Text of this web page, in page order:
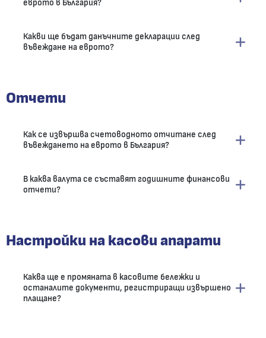
еврото в България?
Какви ще бъдат данъчните декларации след
въвеждане на еврото?
Отчети
Как се извършва счетоводното отчитане след
въвеждането на еврото в България?
В каква валута се съставят годишните финансови
отчети?
Настройки на касови апарати
Каква ще е промяната в касовите бележки и
останалите документи, регистриращи извършено
плащане?